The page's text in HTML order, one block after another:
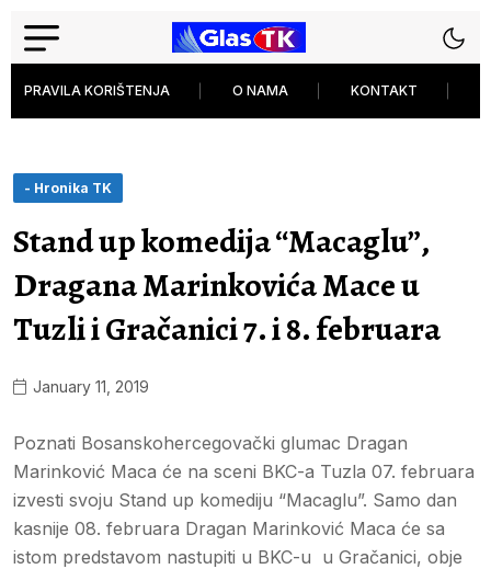
PRAVILA KORIŠTENJA O NAMA KONTAKT
- Hronika TK
Stand up komedija “Macaglu”,
Dragana Marinkovića Mace u
Tuzli i Gračanici 7. i 8. februara
January 11, 2019
Poznati Bosanskohercegovački glumac Dragan
Marinković Maca će na sceni BKC-a Tuzla 07. februara
izvesti svoju Stand up komediju “Macaglu”. Samo dan
kasnije 08. februara Dragan Marinković Maca će sa
istom predstavom nastupiti u BKC-u u Gračanici, obje